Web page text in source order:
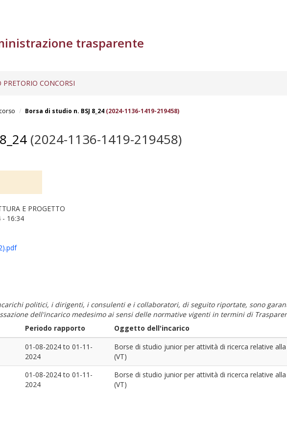
trasparente
PRETORIO CONCORSI
Borsa di studio n. BSJ 8_24 (2024-1136-1419-219458)
(2024-1136-1419-219458)
E PROGETTO
- 16:34
politici, i dirigenti, i consulenti e i collaboratori, di seguito riportate, sono
dell'incarico medesimo ai sensi delle normative vigenti in termini di
Periodo rapporto Oggetto dell'incarico
01-08-2024to 01-11-
2024
Borse di studio junior per attività di ricerca relative
(VT)
01-08-2024to 01-11-
2024
Borse di studio junior per attività di ricerca relative
(VT)